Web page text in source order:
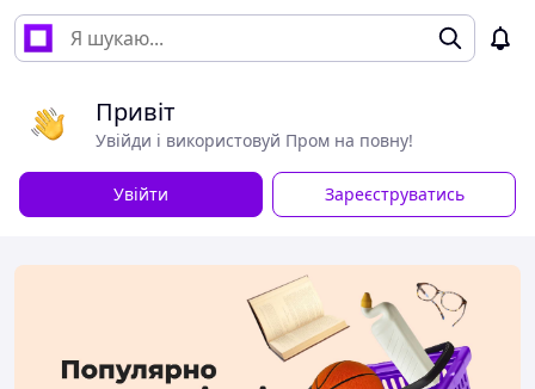
Привіт
Увійди і використовуй Пром на повну!
Увійти Зареєструватись